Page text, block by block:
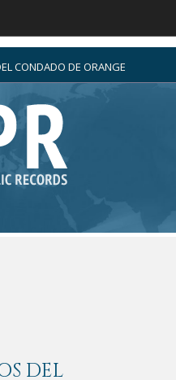
CONDADO DE ORANGE
DEL